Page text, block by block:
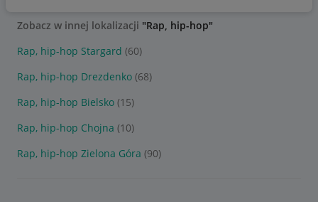
Zobacz w innej lokalizacji "Rap, hip-hop"
Rap, hip-hop Stargard (60)
Rap, hip-hop Drezdenko (68)
Rap, hip-hop Bielsko (15)
Rap, hip-hop Chojna (10)
Rap, hip-hop Zielona Góra (90)